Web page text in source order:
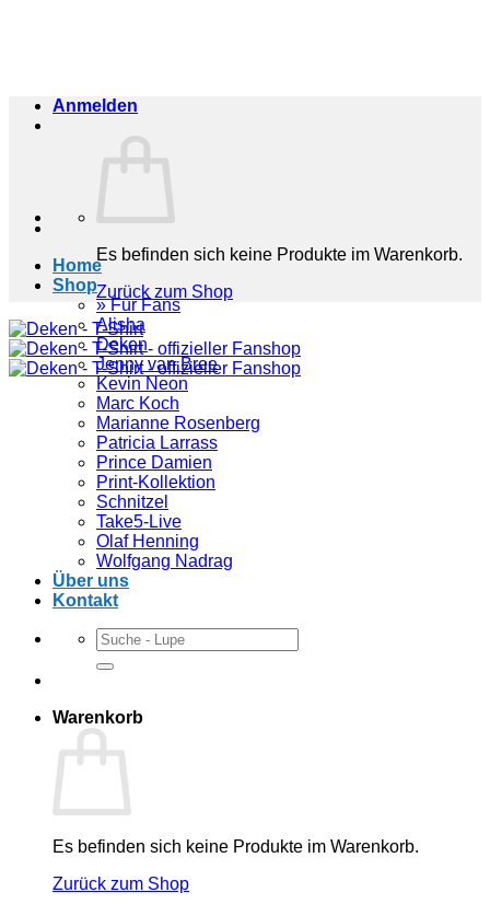
Home
Shop
» Für Fans
Alisha
Deken
Jenny van Bree
Kevin Neon
Marc Koch
Marianne Rosenberg
Patricia Larrass
Prince Damien
Print-Kollektion
Schnitzel
Take5-Live
Olaf Henning
Wolfgang Nadrag
Über uns
Kontakt
Suchen
nach:
Warenkorb
Es befinden sich keine Produkte im Warenkorb.
Zurück zum Shop
Anmelden
Es befinden sich keine Produkte im Warenkorb.
Zurück zum Shop